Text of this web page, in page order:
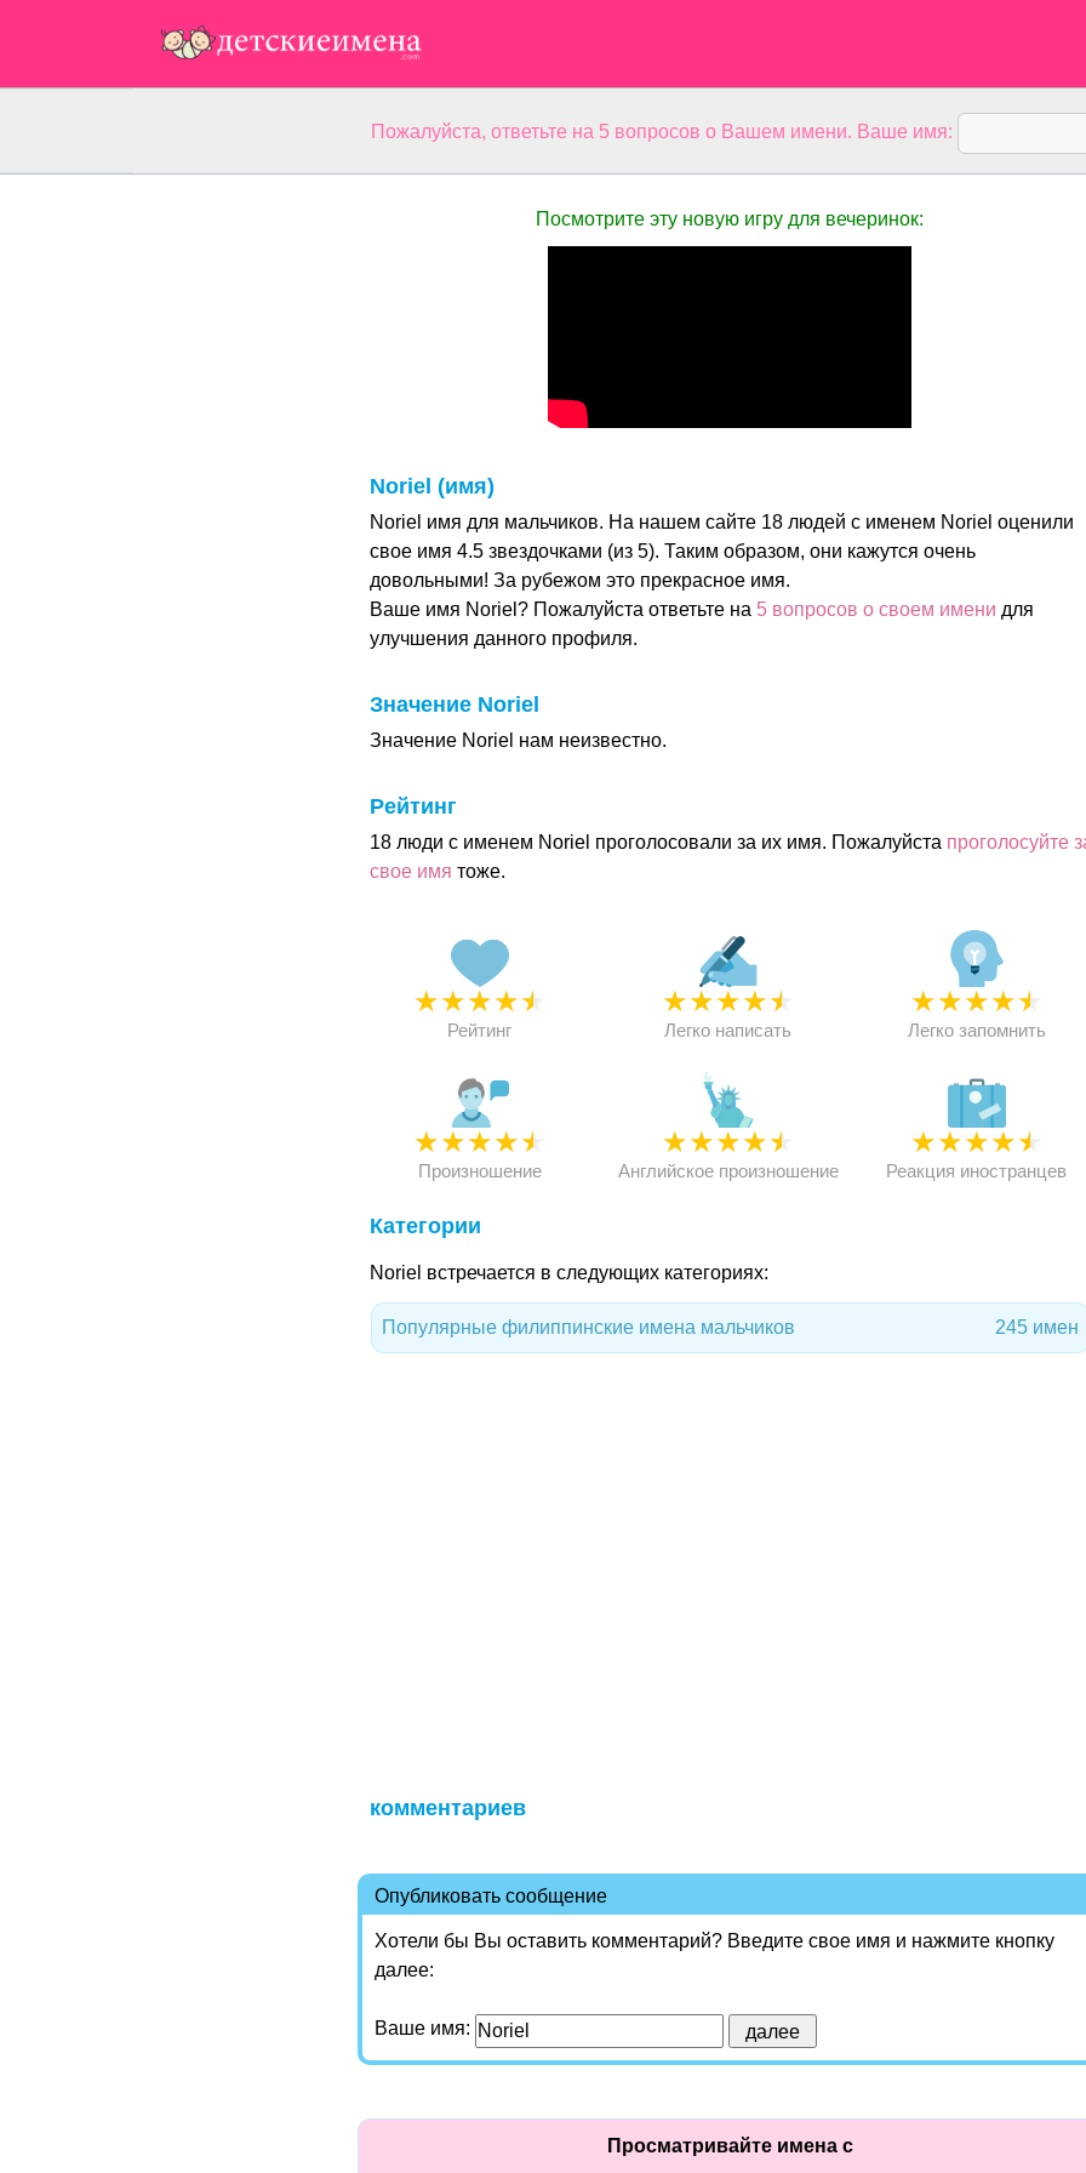
Пожалуйста, ответьте на 5 вопросов о Вашем имени. Ваше имя:
Посмотрите эту новую игру для вечеринок:
Noriel (имя)
Noriel имя для мальчиков. На нашем сайте 18 людей с именем Noriel оценили
свое имя 4.5 звездочками (из 5). Таким образом, они кажутся очень
довольными! За рубежом это прекрасное имя.
Ваше имя Noriel? Пожалуйста ответьте на 5 вопросов о своем имени для
улучшения данного профиля.
Значение Noriel
Значение Noriel нам неизвестно.
Рейтинг
18 люди с именем Noriel проголосовали за их имя. Пожалуйста проголосуйте
свое имя тоже.
★★★★★
Рейтинг
★★★★★
Легко написать
★★★★★
Легко запомнить
★★★★★
Произношение
★★★★★
Английское произношение
★★★★★
Реакция иностранцев
Категории
Noriel встречается в следующих категориях:
Популярные филиппинские имена мальчиков 245 имен
комментариев
Опубликовать сообщение
Хотели бы Вы оставить комментарий? Введите свое имя и нажмите кнопку
далее:
Ваше имя:
Просматривайте имена с